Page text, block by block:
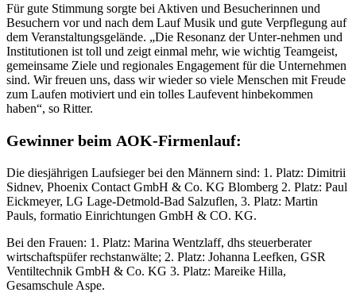
Für gute Stimmung sorgte bei Aktiven und Besucherinnen und
Besuchern vor und nach dem Lauf Musik und gute Verpflegung auf
dem Veranstaltungsgelände. „Die Resonanz der Unter-nehmen und
Institutionen ist toll und zeigt einmal mehr, wie wichtig Teamgeist,
gemeinsame Ziele und regionales Engagement für die Unternehmen
sind. Wir freuen uns, dass wir wieder so viele Menschen mit Freude
zum Laufen motiviert und ein tolles Laufevent hinbekommen
haben“, so Ritter.
Gewinner beim AOK-Firmenlauf:
Die diesjährigen Laufsieger bei den Männern sind: 1. Platz: Dimitrii
Sidnev, Phoenix Contact GmbH & Co. KG Blomberg 2. Platz: Paul
Eickmeyer, LG Lage-Detmold-Bad Salzuflen, 3. Platz: Martin
Pauls, formatio Einrichtungen GmbH & CO. KG.
Bei den Frauen: 1. Platz: Marina Wentzlaff, dhs steuerberater
wirtschaftspüfer rechstanwälte; 2. Platz: Johanna Leefken, GSR
Ventiltechnik GmbH & Co. KG 3. Platz: Mareike Hilla,
Gesamschule Aspe.